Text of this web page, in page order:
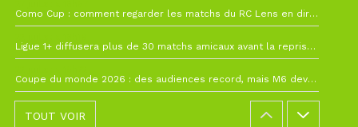
Como Cup : comment regarder les matchs du RC Lens en direct ?
Ligue 1+ diffusera plus de 30 matchs amicaux avant la reprise de la Ligue 1
Coupe du monde 2026 : des audiences record, mais M6 devrait perdre très gros !
TOUT VOIR